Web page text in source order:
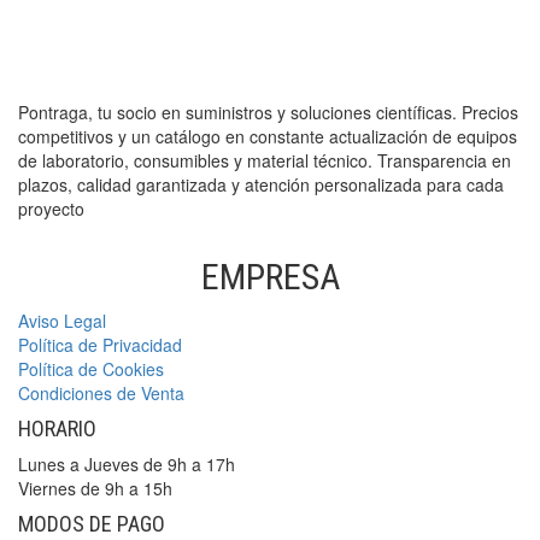
Pontraga, tu socio en suministros y soluciones científicas. Precios
competitivos y un catálogo en constante actualización de equipos
de laboratorio, consumibles y material técnico. Transparencia en
plazos, calidad garantizada y atención personalizada para cada
proyecto
EMPRESA
Aviso Legal
Política de Privacidad
Política de Cookies
Condiciones de Venta
HORARIO
Lunes a Jueves de 9h a 17h
Viernes de 9h a 15h
MODOS DE PAGO